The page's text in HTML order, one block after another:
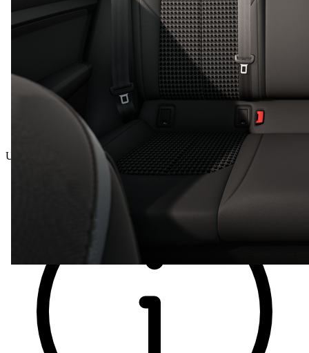
Ukupna cijena uklj. PDV